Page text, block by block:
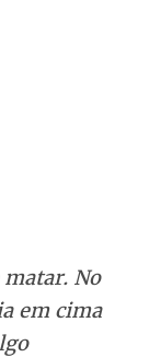
matar. No
em cima